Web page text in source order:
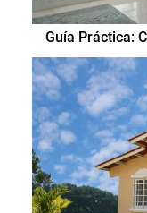
Guía Práctica: